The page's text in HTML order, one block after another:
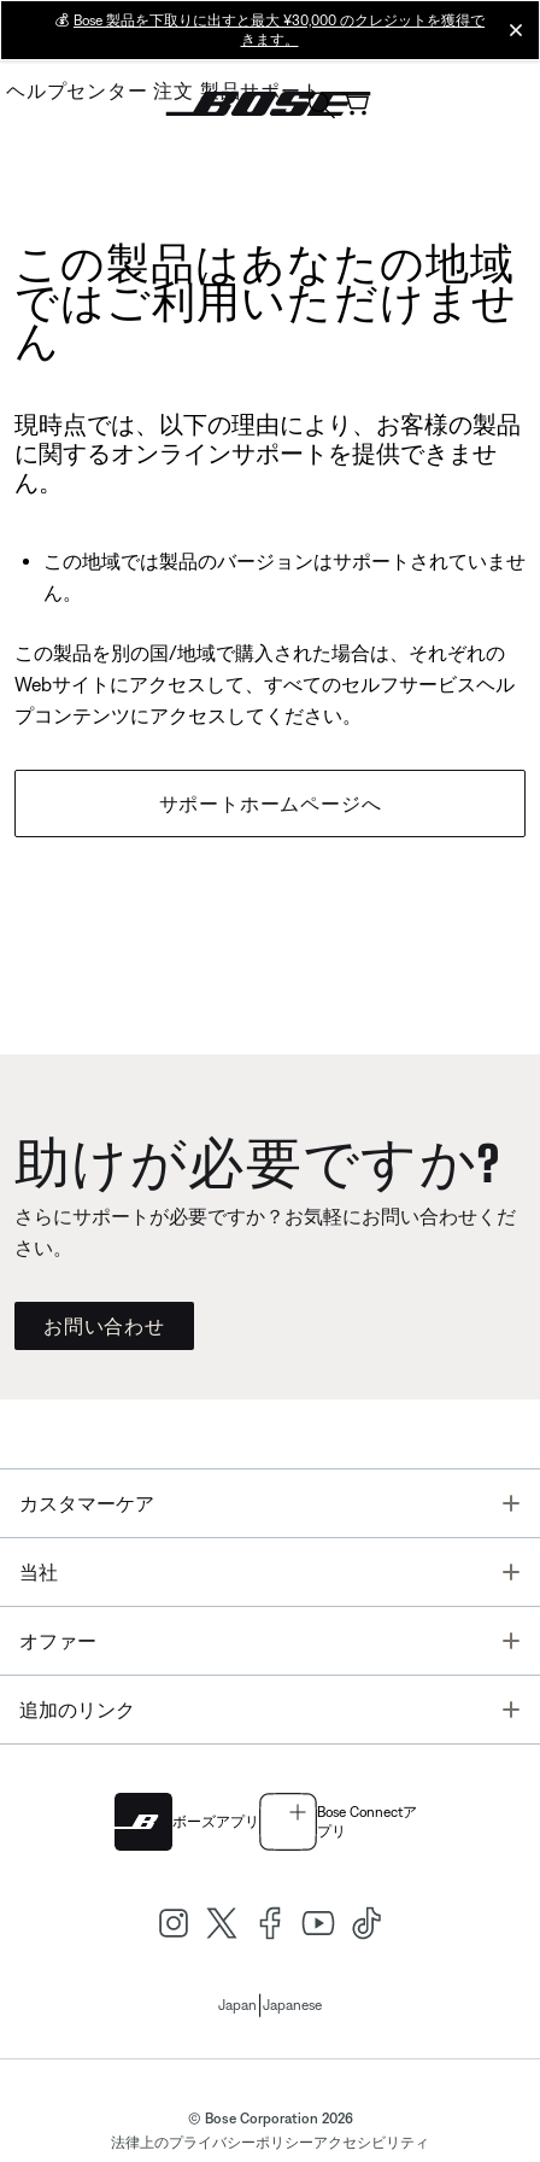
Main
💰 Bose 製品を下取りに出すと最大 ¥30,000 のクレジットを獲得で
きます。
ヘルプセンター 注文 製品サポート
この製品はあなたの地域
ではご利用いただけませ
ん
現時点では、以下の理由により、お客様の製品
に関するオンラインサポートを提供できませ
ん。
この地域では製品のバージョンはサポートされていませ
ん。
この製品を別の国/地域で購入された場合は、それぞれの
Webサイトにアクセスして、すべてのセルフサービスヘル
プコンテンツにアクセスしてください。
サポートホームページへ
助けが必要ですか?
さらにサポートが必要ですか？お気軽にお問い合わせくだ
さい。
お問い合わせ
カスタマーケア
当社
オファー
追加のリンク
ボーズアプリ
Bose Connectア
プリ
Japan Japanese
© Bose Corporation 2026
法律上のプライバシーポリシーアクセシビリティ